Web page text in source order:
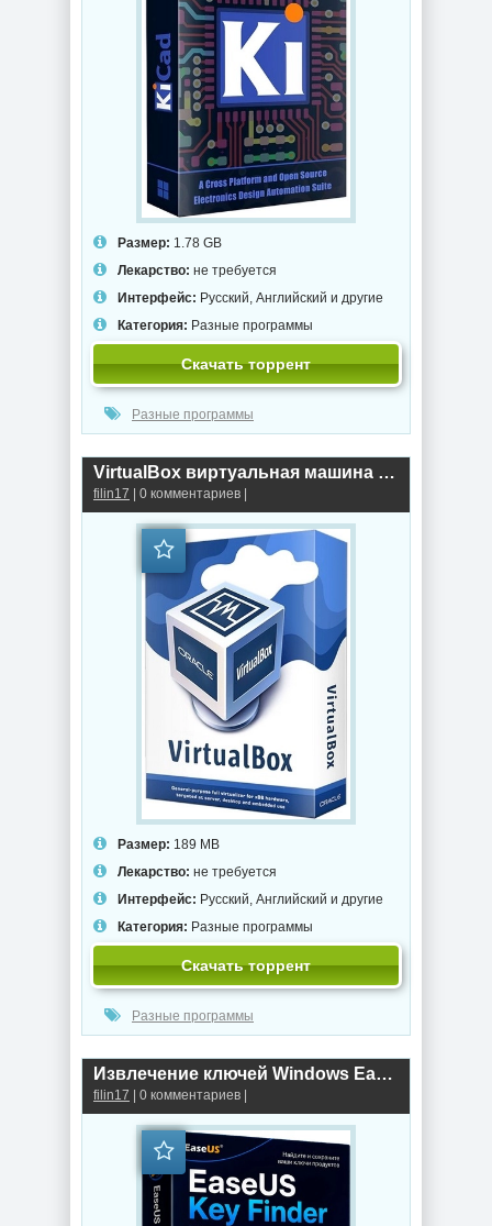
Размер: 1.78 GB
Лекарство: не требуется
Интерфейс: Русский, Английский и другие
Категория: Разные программы
Скачать торрент
Разные программы
VirtualBox виртуальная машина 7.2.14 Build 174565 + Extension Pack
filin17 | 0 комментариев |
Размер: 189 MB
Лекарство: не требуется
Интерфейс: Русский, Английский и другие
Категория: Разные программы
Скачать торрент
Разные программы
Извлечение ключей Windows EaseUS Key Finder Pro 4.1.7
filin17 | 0 комментариев |